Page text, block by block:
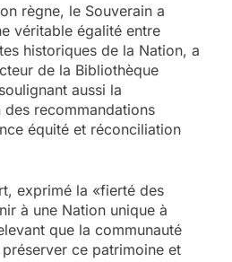
règne, le Souverain a
véritable égalité entre
historiques de la Nation, a
de la Bibliothèque
aussi la
recommandations
équité et réconciliation
exprimé la «fierté des
à une Nation unique à
que la communauté
ce patrimoine et